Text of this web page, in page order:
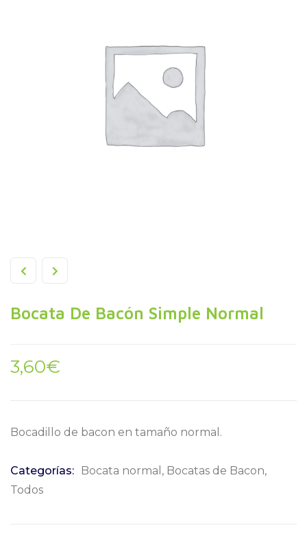
Bocata De Bacón Simple Normal
3,60€
Bocadillo de bacon en tamaño normal.
Categorías: Bocata normal , Bocatas de Bacon,
Todos